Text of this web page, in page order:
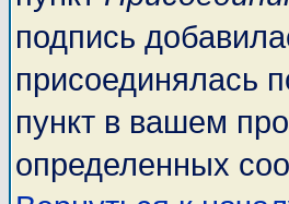
подпись
присоединялась
пункт в вашем
определенных